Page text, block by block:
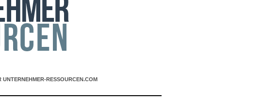
UNTERNEHMER-RESSOURCEN.COM